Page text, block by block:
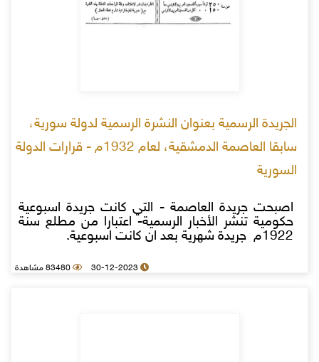
الجريدة الرسمية بعنوان النشرة الرسمية لدولة سورية،
سابقا العاصمة الدمشقية، لعام 1932م - قرارات الدولة
السورية
اصبحت جريدة العاصمة - التي كانت جريدة اسبوعية
حكومية تنشر الأخبار الرسمية- اعتبارا من مطلع سنة
1922م جريدة شهرية بعد ان كانت اسبوعية.
30-12-2023 83480 مشاهدة